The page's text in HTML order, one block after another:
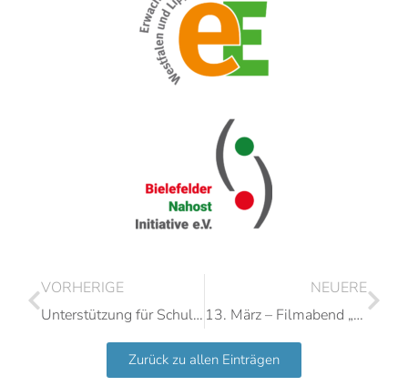
VORHERIGE
Unterstützung für Schulbank-Projekt in Zababdeh
NEUERE
13. März – Filmabend „Hajo – Ein jüdischer Flüchtling“
Zurück zu allen Einträgen